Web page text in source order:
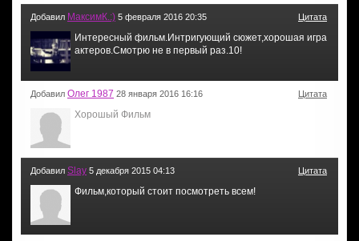
Добавил МаксимК.:) 5 февраля 2016 20:35 Цитата
Интересный фильм.Интригующий сюжет,хорошая игра
актеров.Смотрю не в первый раз.10!
Добавил Олег 1987 28 января 2016 16:16 Цитата
Хорошый Фильм
Добавил Slay 5 декабря 2015 04:13 Цитата
Фильм,который стоит посмотреть всем!